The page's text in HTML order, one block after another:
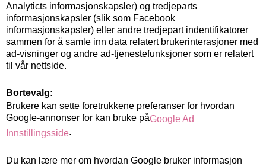
Analyticts informasjonskapsler) og tredjeparts
informasjonskapsler (slik som Facebook
informasjonskapsler) eller andre tredjepart indentifikatorer
sammen for å samle inn data relatert brukerinterasjoner med
ad-visninger og andre ad-tjenestefunksjoner som er relatert
til vår nettside.
Bortevalg:
Brukere kan sette foretrukkene preferanser for hvordan
Google-annonser for kan bruke påGoogle Ad
Innstillingsside.
Du kan lære mer om hvordan Google bruker informasjon